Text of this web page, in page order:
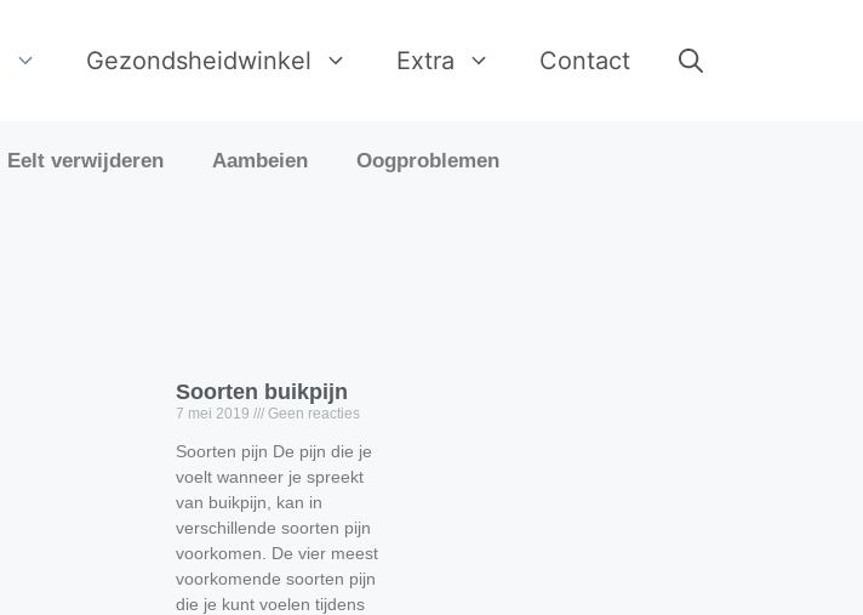
Gezondsheidwinkel Extra Contact
Eelt verwijderen Aambeien Oogproblemen
Soorten buikpijn
7 mei 2019 Geen reacties
Soorten pijn De pijn die je
voelt wanneer je spreekt
van buikpijn, kan in
verschillende soorten pijn
voorkomen. De vier meest
voorkomende soorten pijn
die je kunt voelen tijdens